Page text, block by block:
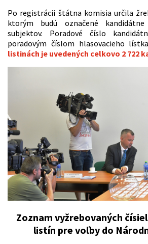
Po registrácii štátna komisia určila
ktorým budú označené
subjektov. Poradové číslo
poradovým číslom hlasovacieho
listinách je uvedených celkovo 2 722
Zoznam vyžrebovaných
listín pre voľby do